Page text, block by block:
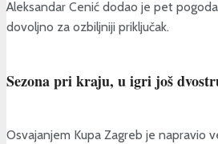
Aleksandar Cenić dodao je pet
dovoljno za ozbiljniji priključak.
Sezona pri kraju, u igri još
Osvajanjem Kupa Zagreb je napravio